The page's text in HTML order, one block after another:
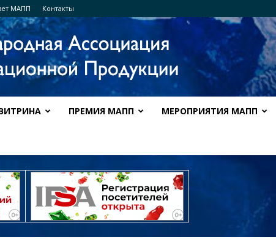
МАПП Контакты
ПРЕМИЯ МАПП МЕРОПРИЯТИЯ МАПП